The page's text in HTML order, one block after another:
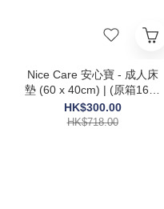
Nice Care 安心寶 - 成人床
墊 (60 x 40cm) | (原箱16包
x 20片)
HK$300.00
HK$718.00